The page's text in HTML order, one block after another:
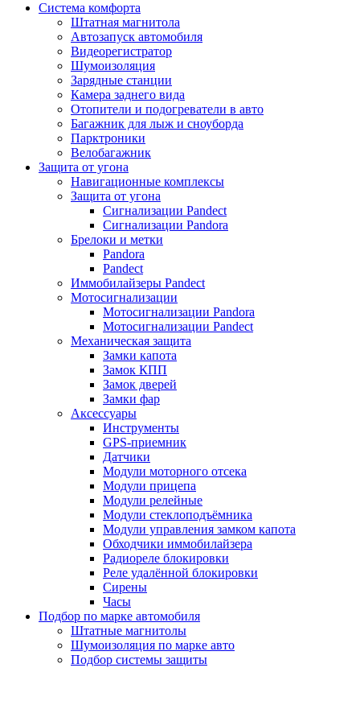
Система комфорта
Штатная магнитола
Автозапуск автомобиля
Видеорегистратор
Шумоизоляция
Зарядные станции
Камера заднего вида
Отопители и подогреватели в авто
Багажник для лыж и сноуборда
Парктроники
Велобагажник
Защита от угона
Навигационные комплексы
Защита от угона
Сигнализации Pandect
Сигнализации Pandora
Брелоки и метки
Pandora
Pandect
Иммобилайзеры Pandect
Мотосигнализации
Мотосигнализации Pandora
Мотосигнализации Pandect
Механическая защита
Замки капота
Замок КПП
Замок дверей
Замки фар
Аксессуары
Инструменты
GPS-приемник
Датчики
Модули моторного отсека
Модули прицепа
Модули релейные
Модули стеклоподъёмника
Модули управления замком капота
Обходчики иммобилайзера
Радиореле блокировки
Реле удалённой блокировки
Сирены
Часы
Подбор по марке автомобиля
Штатные магнитолы
Шумоизоляция по марке авто
Подбор системы защиты